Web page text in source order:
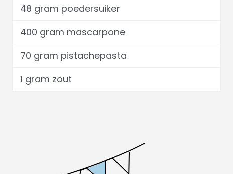
48 gram poedersuiker
400 gram mascarpone
70 gram pistachepasta
1 gram zout